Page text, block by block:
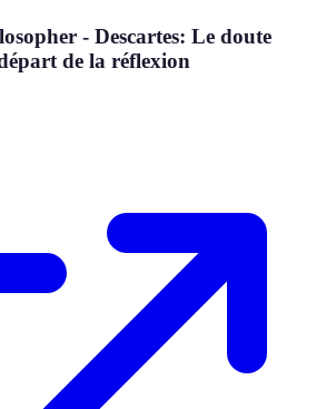
- Descartes: Le doute
de la réflexion